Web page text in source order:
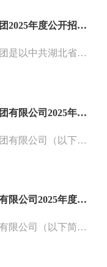
湖北日报传媒集团2025年度公开招聘工作人员公告
湖北日报传媒集团是以中共湖北省委机关报《湖北日报》为旗舰的综合性传媒集团，公益二类事业单位。拥有5报、10刊、9网站、4个移动客户端和1家出版机构，下辖43家（独资、控股）公司，在全省17个市州建有分社（记者站），是湖北最大的新闻信息平台和外界了解湖北的重要信息窗口。根据事业发展需要，2025年度拟面向高校和社会公开招聘工作人员45名。
中国铁路投资集团有限公司2025年度应届高校毕业生招聘公告
中国铁路投资集团有限公司（以下简称投资集团公司）是国铁集团直属全资企业，作为铁路国有资本投资和运营专业平台，承担国铁集团授权范围内的股权投资管理、资本运营服务、产业创新引领等职能。根据投资集团公司及所属非运输企业业务发展需要，现招聘应届高校毕业生，有关事项公告如下。
江苏省环保集团有限公司2025年度长期招聘公告（一）
江苏省环保集团有限公司（以下简称省环保集团）是经省委省政府批准，于2019年成立的省属大型战略性环保产业集团，注册资本金人民币59.80亿元。为全面落实科技创新和人才强企战略，努力打造一支高素质专业化的人才队伍，加快推动集团高质量发展，部分岗位拟长期公开招聘。现将有关情况公告如下。